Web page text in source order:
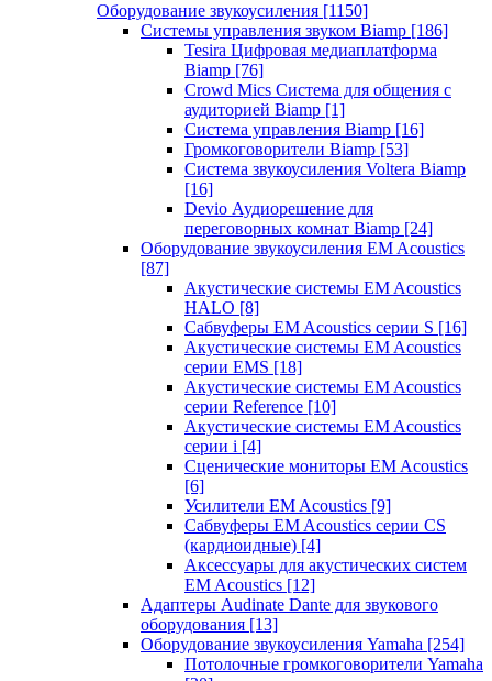
Оборудование звукоусиления [1150]
Системы управления звуком Biamp [186]
Tesira Цифровая медиаплатформа
Biamp [76]
Crowd Mics Система для общения с
аудиторией Biamp [1]
Система управления Biamp [16]
Громкоговорители Biamp [53]
Система звукоусиления Voltera Biamp
[16]
Devio Аудиорешение для
переговорных комнат Biamp [24]
Оборудование звукоусиления EM Acoustics
[87]
Акустические системы EM Acoustics
HALO [8]
Сабвуферы EM Acoustics серии S [16]
Акустические системы EM Acoustics
серии EMS [18]
Акустические системы EM Acoustics
серии Reference [10]
Акустические системы EM Acoustics
серии i [4]
Сценические мониторы EM Acoustics
[6]
Усилители EM Acoustics [9]
Сабвуферы EM Acoustics серии CS
(кардиоидные) [4]
Аксессуары для акустических систем
EM Acoustics [12]
Адаптеры Audinate Dante для звукового
оборудования [13]
Оборудование звукоусиления Yamaha [254]
Потолочные громкоговорители Yamaha